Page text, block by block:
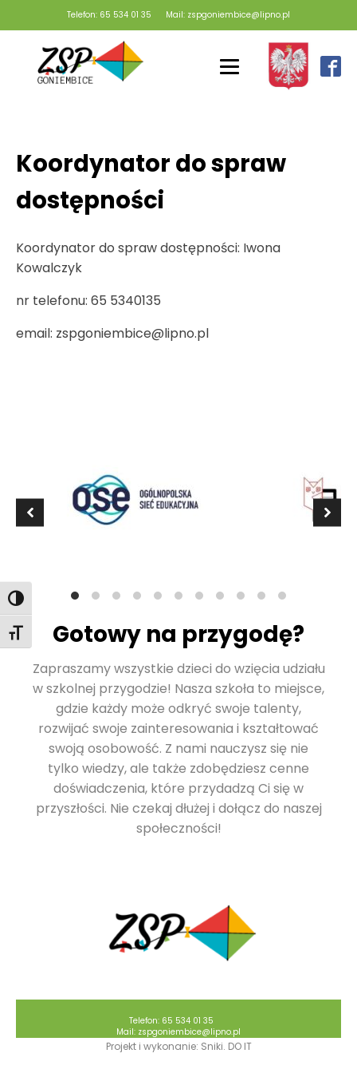
Toggle High Contrast
Toggle Font size
Telefon: 65 534 01 35 Mail: zspgoniembice@lipno.pl
Koordynator do spraw
dostępności
Koordynator do spraw dostępności: Iwona
Kowalczyk
nr telefonu: 65 5340135
email: zspgoniembice@lipno.pl
Gotowy na przygodę?
Zapraszamy wszystkie dzieci do wzięcia udziału
w szkolnej przygodzie! Nasza szkoła to miejsce,
gdzie każdy może odkryć swoje talenty,
rozwijać swoje zainteresowania i kształtować
swoją osobowość. Z nami nauczysz się nie
tylko wiedzy, ale także zdobędziesz cenne
doświadczenia, które przydadzą Ci się w
przyszłości. Nie czekaj dłużej i dołącz do naszej
społeczności!
Telefon: 65 534 01 35
Mail: zspgoniembice@lipno.pl
Projekt i wykonanie: Sniki. DO IT